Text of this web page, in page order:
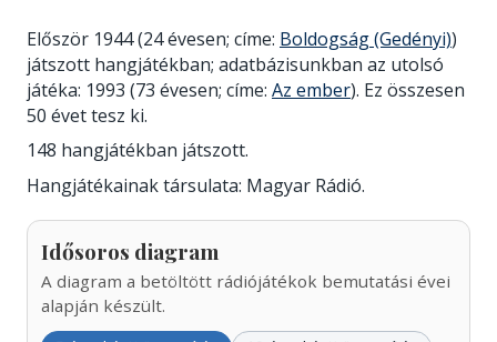
Először 1944 (24 évesen; címe: Boldogság (Gedényi))
játszott hangjátékban; adatbázisunkban az utolsó
játéka: 1993 (73 évesen; címe: Az ember). Ez összesen
50 évet tesz ki.
148 hangjátékban játszott.
Hangjátékainak társulata: Magyar Rádió.
Idősoros diagram
A diagram a betöltött rádiójátékok bemutatási évei
alapján készült.